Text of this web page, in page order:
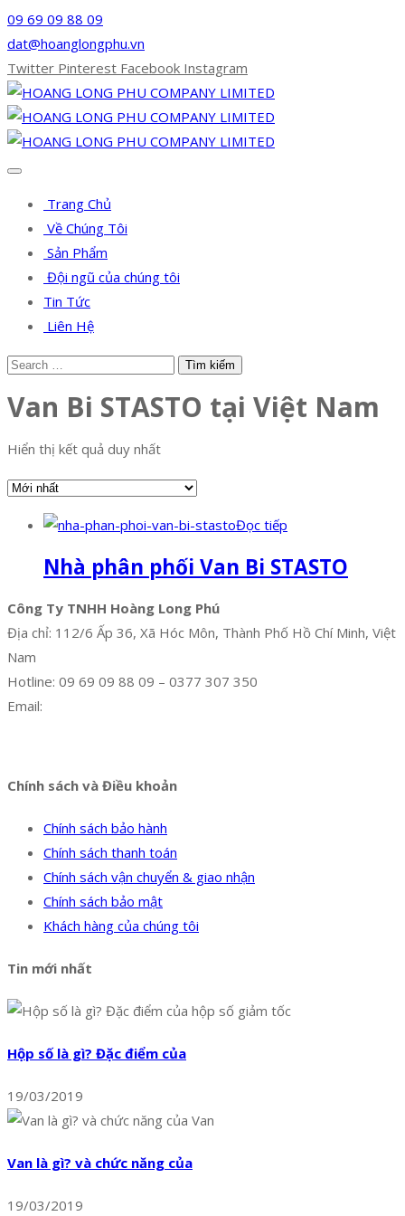
09 69 09 88 09
dat@hoanglongphu.vn
Twitter Pinterest Facebook Instagram
Trang Chủ
Về Chúng Tôi
Sản Phẩm
Đội ngũ của chúng tôi
Tin Tức
Liên Hệ
Van Bi STASTO tại Việt Nam
Hiển thị kết quả duy nhất
Đọc tiếp
Nhà phân phối Van Bi STASTO
Công Ty TNHH Hoàng Long Phú
Địa chỉ: 112/6 Ấp 36, Xã Hóc Môn, Thành Phố Hồ Chí Minh, Việt
Nam
Hotline: 09 69 09 88 09 – 0377 307 350
Email:
Chính sách và Điều khoản
Chính sách bảo hành
Chính sách thanh toán
Chính sách vận chuyển & giao nhận
Chính sách bảo mật
Khách hàng của chúng tôi
Tin mới nhất
Hộp số là gì? Đặc điểm của
19/03/2019
Van là gì? và chức năng của
19/03/2019